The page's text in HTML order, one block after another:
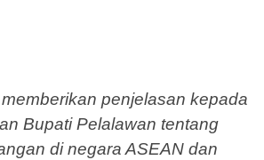
penjelasan kepada
Bupati Pelalawan tentang
di negara ASEAN dan